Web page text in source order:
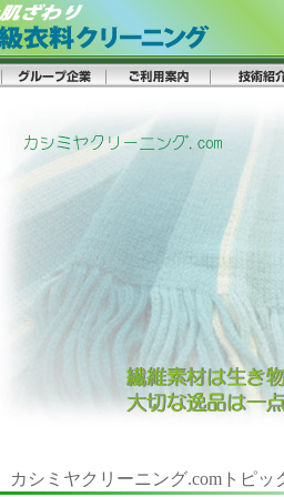
カシミヤクリーニング.comトピッ